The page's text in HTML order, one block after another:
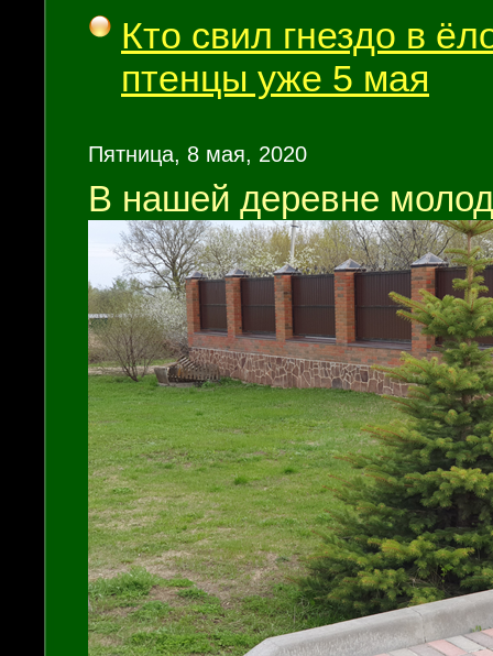
Кто свил гнездо в
птенцы уже 5 мая
Пятница, 8 мая, 2020
В нашей деревне